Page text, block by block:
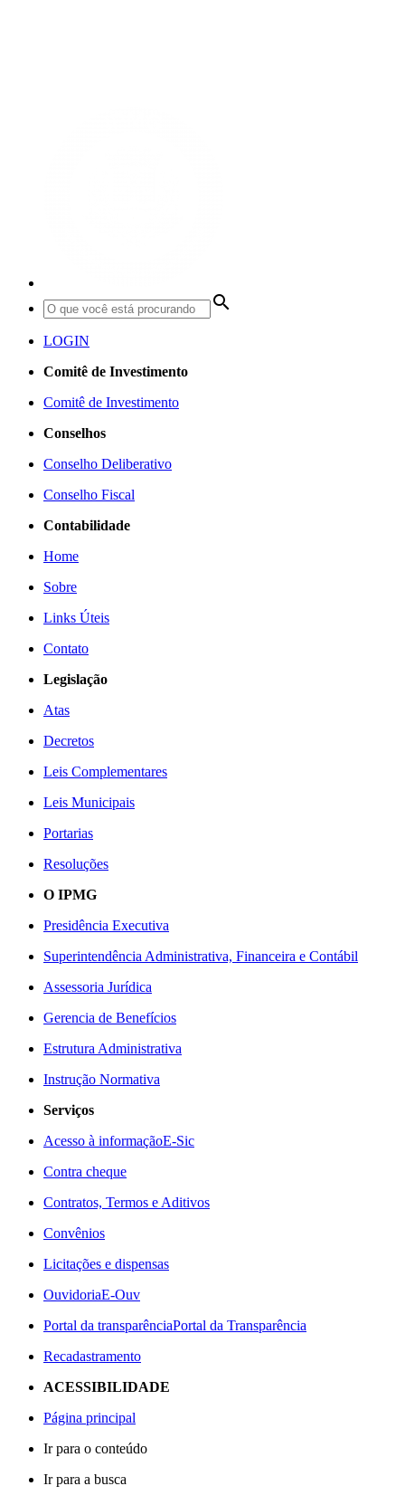
search
LOGIN
Comitê de Investimento
Comitê de Investimento
Conselhos
Conselho Deliberativo
Conselho Fiscal
Contabilidade
Home
Sobre
Links Úteis
Contato
Legislação
Atas
Decretos
Leis Complementares
Leis Municipais
Portarias
Resoluções
O IPMG
Presidência Executiva
Superintendência Administrativa, Financeira e Contábil
Assessoria Jurídica
Gerencia de Benefícios
Estrutura Administrativa
Instrução Normativa
Serviços
Acesso à informaçãoE-Sic
Contra cheque
Contratos, Termos e Aditivos
Convênios
Licitações e dispensas
OuvidoriaE-Ouv
Portal da transparênciaPortal da Transparência
Recadastramento
ACESSIBILIDADE
Página principal
Ir para o conteúdo
Ir para a busca